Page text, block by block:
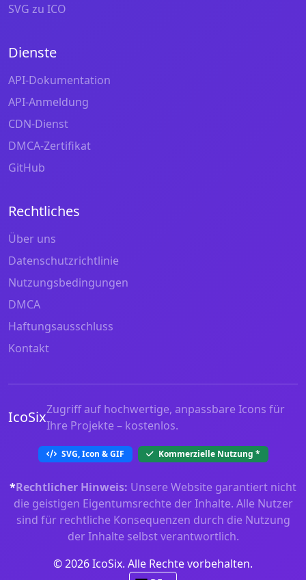
SVG zu ICO
Dienste
API-Dokumentation
API-Anmeldung
CDN-Dienst
DMCA-Zertifikat
GitHub
Rechtliches
Über uns
Datenschutzrichtlinie
Nutzungsbedingungen
DMCA
Haftungsausschluss
Kontakt
IcoSixZugriff auf hochwertige, anpassbare Icons für
Ihre Projekte – kostenlos.
SVG, Icon & GIF Kommerzielle Nutzung *
*Rechtlicher Hinweis: Unsere Website garantiert nicht
die geistigen Eigentumsrechte der Inhalte. Alle Nutzer
sind für rechtliche Konsequenzen durch die Nutzung
der Inhalte selbst verantwortlich.
© 2026 IcoSix. Alle Rechte vorbehalten.